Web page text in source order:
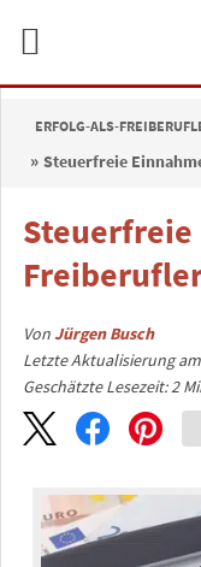
ERFOLG-ALS-
Steuerfreie
Steuerfreie
VonJürgen Busch
Letzte Aktualisierung
Geschätzte Lesezeit:2